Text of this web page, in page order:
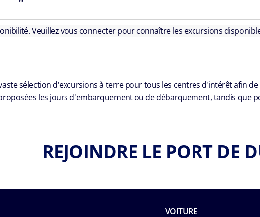
Veuillez vous connecter pour connaître les excursions
sélection d'excursions à terre pour tous les centres d'intérêt afin
les jours d'embarquement ou de débarquement, tandis que
REJOINDRE LE PORT DE
VOITURE